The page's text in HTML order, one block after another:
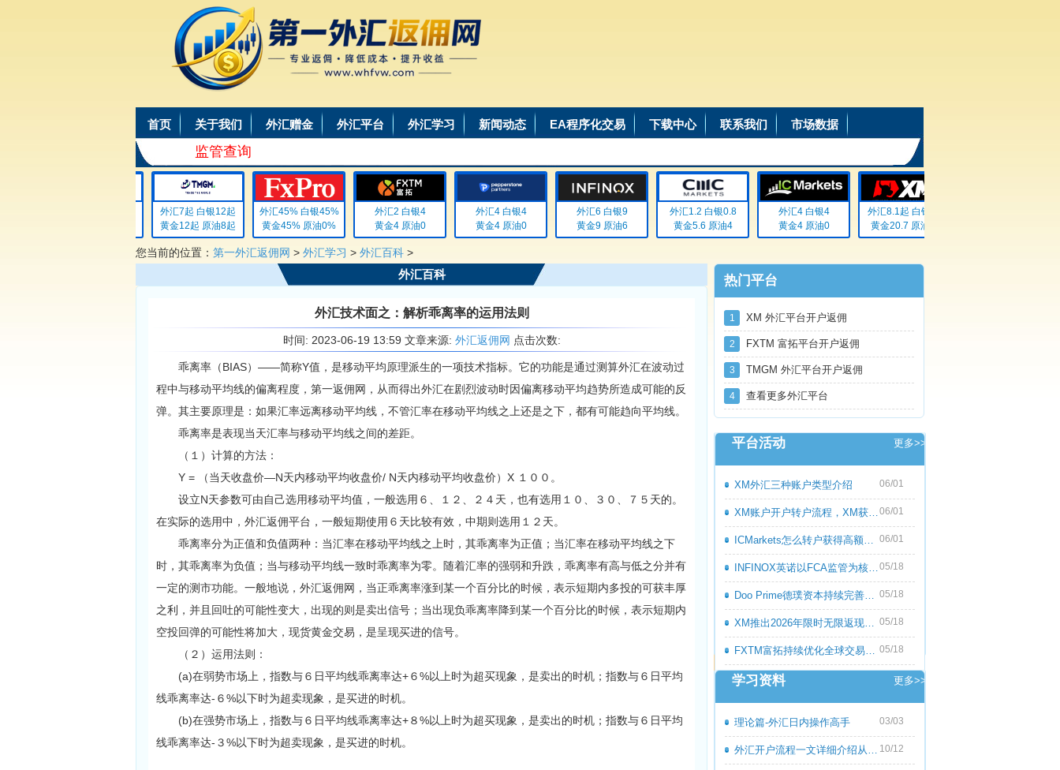
首页 关于我们 外汇赠金 外汇平台 外汇学习 新闻动态 EA程序化交易 下载中心 联系我们 市场数据
监管查询
外汇7起 白银12起
黄金12起 原油8起
外汇45% 白银45%
黄金45% 原油0%
外汇2 白银4
黄金4 原油0
外汇4 白银4
黄金4 原油0
外汇6 白银9
黄金9 原油6
外汇1.2 白银0.8
黄金5.6 原油4
外汇4 白银4
黄金4 原油0
外汇8.1起 白银72
黄金20.7 原油无
您当前的位置： 第一外汇返佣网 > 外汇学习 > 外汇百科 >
外汇百科
外汇技术面之：解析乖离率的运用法则
时间: 2023-06-19 13:59 文章来源: 外汇返佣网 点击次数:
乖离率（BIAS）——简称Y值，是移动平均原理派生的一项技术指标。它的功能是通过测算外汇在波动过
程中与移动平均线的偏离程度，第一返佣网，从而得出外汇在剧烈波动时因偏离移动平均趋势所造成可能的反
弹。其主要原理是：如果汇率远离移动平均线，不管汇率在移动平均线之上还是之下，都有可能趋向平均线。
乖离率是表现当天汇率与移动平均线之间的差距。
（１）计算的方法：
Y = （当天收盘价—N天内移动平均收盘价/ N天内移动平均收盘价）X １００。
设立N天参数可由自己选用移动平均值，一般选用６、１２、２４天，也有选用１０、３０、７５天的。
在实际的选用中，外汇返佣平台，一般短期使用６天比较有效，中期则选用１２天。
乖离率分为正值和负值两种：当汇率在移动平均线之上时，其乖离率为正值；当汇率在移动平均线之下
时，其乖离率为负值；当与移动平均线一致时乖离率为零。随着汇率的强弱和升跌，乖离率有高与低之分并有
一定的测市功能。一般地说，外汇返佣网，当正乖离率涨到某一个百分比的时候，表示短期内多投的可获丰厚
之利，并且回吐的可能性变大，出现的则是卖出信号；当出现负乖离率降到某一个百分比的时候，表示短期内
空投回弹的可能性将加大，现货黄金交易，是呈现买进的信号。
（２）运用法则：
(a)在弱势市场上，指数与６日平均线乖离率达+６%以上时为超买现象，是卖出的时机；指数与６日平均
线乖离率达-６%以下时为超卖现象，是买进的时机。
(b)在强势市场上，指数与６日平均线乖离率达+８%以上时为超买现象，是卖出的时机；指数与６日平均
线乖离率达-３%以下时为超卖现象，是买进的时机。
热门平台
1 XM 外汇平台开户返佣
2 FXTM 富拓平台开户返佣
3 TMGM 外汇平台开户返佣
4 查看更多外汇平台
平台活动 更多>>
XM外汇三种账户类型介绍 06/01
XM账户开户转户流程，XM获取高额返佣教程06/01
ICMarkets怎么转户获得高额返佣呢？ICMark 06/01
INFINOX英诺以FCA监管为核心优势，持续优化05/18
Doo Prime德璞资本持续完善多资产交易服务 05/18
XM推出2026年限时无限返现活动，交易越多 05/18
FXTM富拓持续优化全球交易服务，多元化产 05/18
学习资料 更多>>
理论篇-外汇日内操作高手 03/03
外汇开户流程一文详细介绍从零到一 10/12